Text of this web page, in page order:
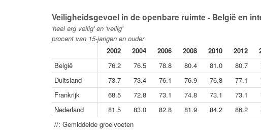
Veiligheidsgevoel in de openbare ruimte - België en
'heel erg veilig' en 'veilig'
procent van 15-jarigen en ouder
2002
2004 2006 2008 2010 2012
België
76.2 76.5 78.8 80.4 81.0 80.7
Duitsland
73.7 73.4 76.1 76.9 76.8 77.1
Frankrijk
68.5 72.8 73.1 74.8 73.1 73.1
Nederland
81.5 83.0 82.8 81.9 84.2 86.2
//: Gemiddelde groeivoeten